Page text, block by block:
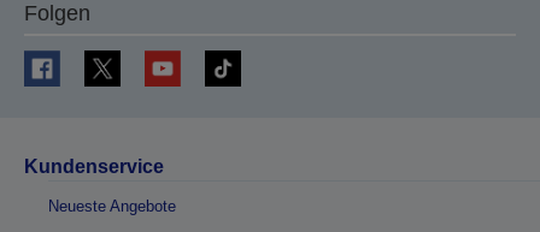
Folgen
Kundenservice
Neueste Angebote